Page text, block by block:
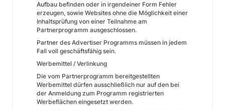
Aufbau befinden oder in irgendeiner Form Fehler
erzeugen, sowie Websites ohne die Möglichkeit einer
Inhaltsprüfung von einer Teilnahme am
Partnerprogramm ausgeschlossen.
Partner des Advertiser Programms müssen in jedem
Fall voll geschäftsfähig sein.
Werbemittel / Verlinkung
Die vom Partnerprogramm bereitgestellten
Werbemittel dürfen ausschließlich nur auf den bei
der Anmeldung zum Programm registrierten
Werbeflächen eingesetzt werden.